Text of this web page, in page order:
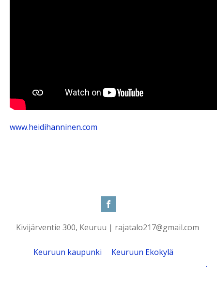
www.heidihanninen.com
Kivijärventie 300, Keuruu | rajatalo217@gmail.com
Keuruun kaupunki
Keuruun Ekokylä
.